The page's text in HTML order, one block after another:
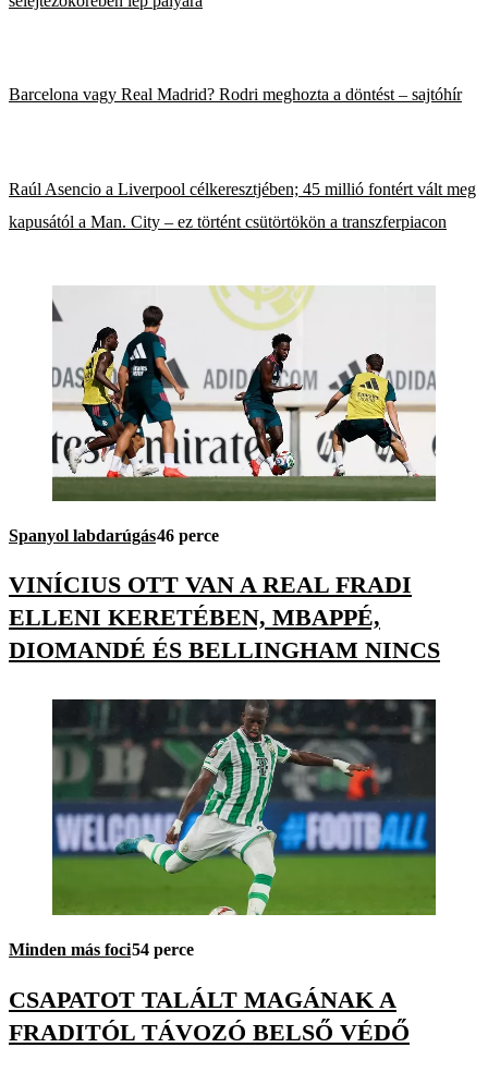
Barcelona vagy Real Madrid? Rodri meghozta a döntést – sajtóhír
Raúl Asencio a Liverpool célkeresztjében; 45 millió fontért vált meg
kapusától a Man. City – ez történt csütörtökön a transzferpiacon
Spanyol labdarúgás46 perce
VINÍCIUS OTT VAN A REAL FRADI
ELLENI KERETÉBEN, MBAPPÉ,
DIOMANDÉ ÉS BELLINGHAM NINCS
Minden más foci54 perce
CSAPATOT TALÁLT MAGÁNAK A
FRADITÓL TÁVOZÓ BELSŐ VÉDŐ